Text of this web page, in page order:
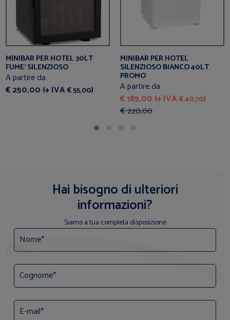
MINIBAR PER HOTEL 30LT
FUME' SILENZIOSO
A partire da
€ 250,00 (+ IVA€ 55,00)
MINIBAR PER HOTEL
SILENZIOSO BIANCO 40LT
PROMO
A partire da
€ 185,00 (+ IVA € 40,70)
€ 220,00
Hai bisogno di ulteriori
informazioni?
Siamo a tua completa disposizione